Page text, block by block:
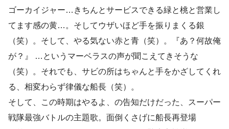
ゴーカイジャー…きちんとサービスできる緑と桃と営業し
てます感の黄…。そしてウザいほど手を振りまくる銀
（笑）。そして、やる気ない赤と青（笑）。『あ？何故俺
が？』 …というマーベラスの声が聞こえてきそうな
（笑）。それでも、サビの所はちゃんと手をかざしてくれ
る、相変わらず律儀な船長（笑）。
そして、この時期はやるよ、の告知だけだった、スーパー
戦隊最強バトルの主題歌。面倒くさげに船長再登場